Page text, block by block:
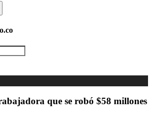
que se robó $58 millones